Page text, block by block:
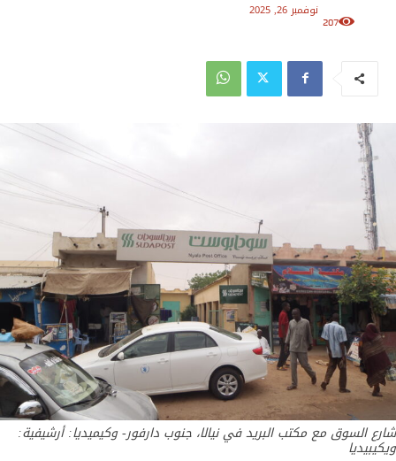
نوفمبر 26, 2025
207
شارع السوق مع مكتب البريد في نيالا، جنوب دارفور- وكيميديا: أرشيفية:
ويكيبيديا